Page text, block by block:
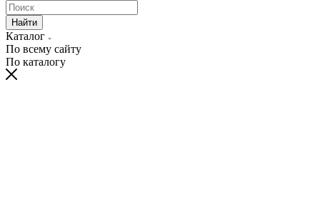
Найти
Каталог
По всему сайту
По каталогу